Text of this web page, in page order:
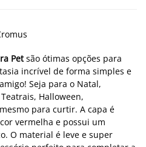
Petsão ótimas opções para
incrível de forma simples e
Seja para o Natal,
Halloween,
para curtir. A capa é
vermelha e possui um
O material é leve e super